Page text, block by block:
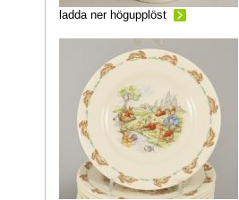
ladda ner högupplöst